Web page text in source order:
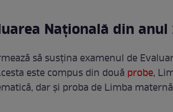
Națională din anul
să susțina examenul de
este compus din două probe,
dar și proba de Limba